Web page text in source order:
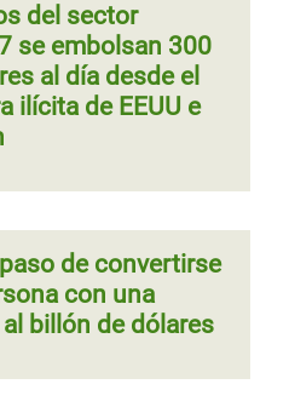
del sector
se embolsan 300
al día desde el
ilícita de EEUU e
de convertirse
con una
billón de dólares